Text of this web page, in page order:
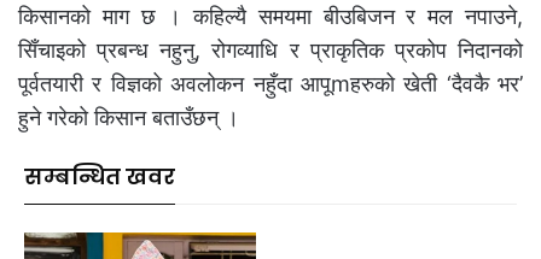
किसानको माग छ । कहिल्यै समयमा बीउबिजन र मल नपाउने,
सिँचाइको प्रबन्ध नहुनु, रोगव्याधि र प्राकृतिक प्रकोप निदानको
पूर्वतयारी र विज्ञको अवलोकन नहुँदा आपूmहरुको खेती ‘दैवकै भर’
हुने गरेको किसान बताउँछन् ।
सम्बन्धित खवर